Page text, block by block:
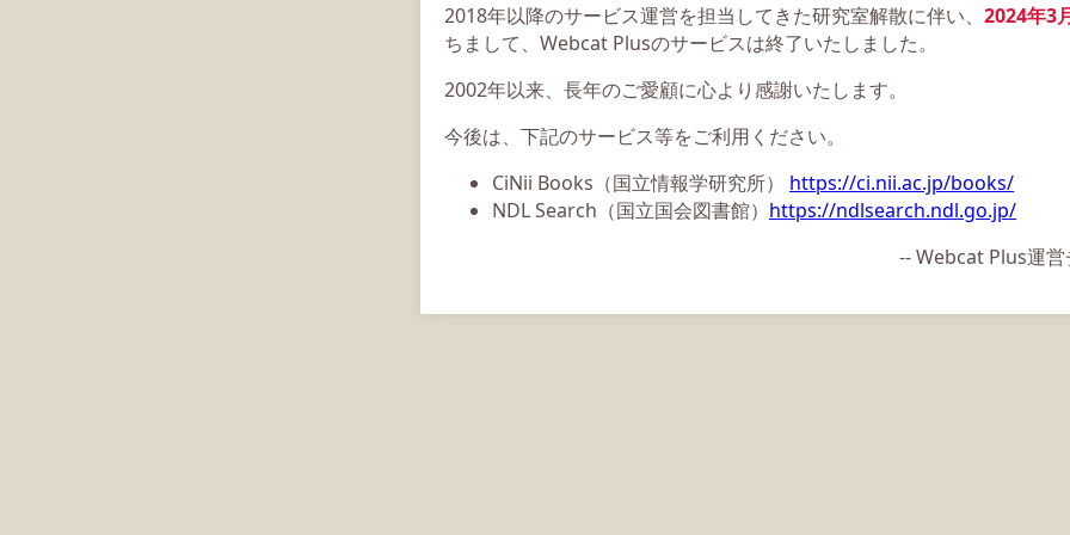
2018年以降のサービス運営を担当してきた研究室解散に伴い、 2024年3
ちまして、Webcat Plusのサービスは終了いたしました。
2002年以来、長年のご愛顧に心より感謝いたします。
今後は、下記のサービス等をご利用ください。
CiNii Books（国立情報学研究所） https://ci.nii.ac.jp/books/
NDL Search（国立国会図書館） https://ndlsearch.ndl.go.jp/
-- Webcat Plus運